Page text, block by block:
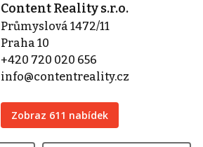
Content Reality s.r.o.
Průmyslová 1472/11
Praha 10
+420 720 020 656
info@contentreality.cz
Zobraz 611 nabídek